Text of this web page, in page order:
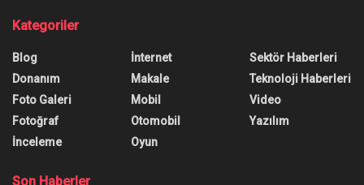
Kategoriler
Blog
Donanım
Foto Galeri
Fotoğraf
İnceleme
İnternet
Makale
Mobil
Otomobil
Oyun
Sektör Haberleri
Teknoloji Haberleri
Video
Yazılım
Son Haberler